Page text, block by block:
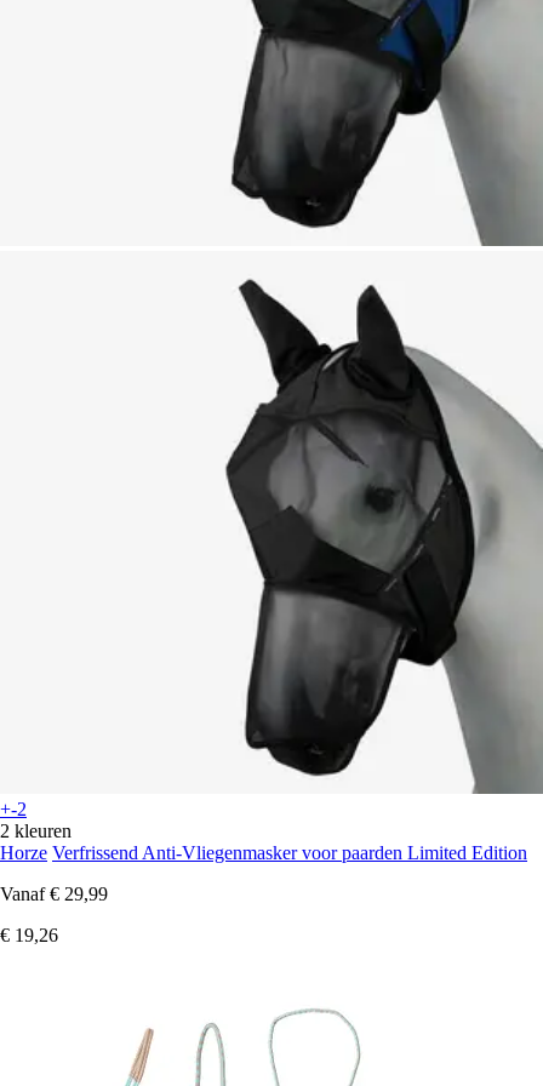
+-2
2 kleuren
Horze Verfrissend Anti-Vliegenmasker voor paarden Limited Edition
Vanaf € 29,99
€ 19,26